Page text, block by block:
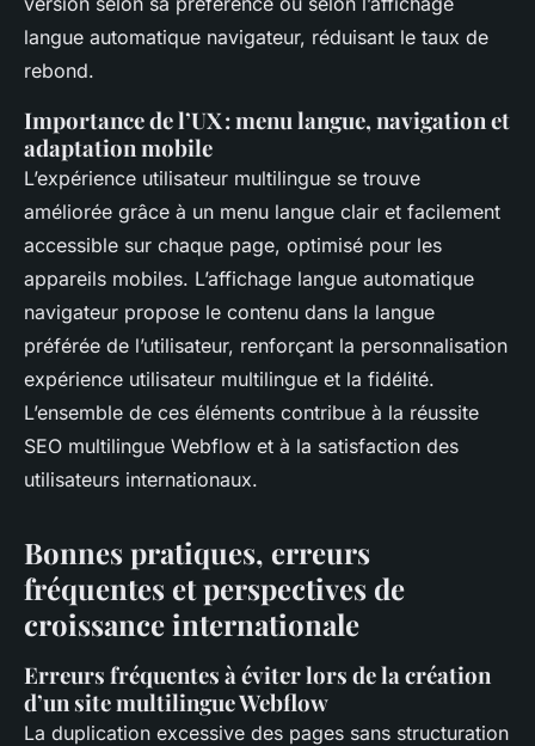
langue automatique navigateur, réduisant le taux de
rebond.
Importance de l’UX : menu langue, navigation et
adaptation mobile
L’expérience utilisateur multilingue se trouve
améliorée grâce à un menu langue clair et facilement
accessible sur chaque page, optimisé pour les
appareils mobiles. L’affichage langue automatique
navigateur propose le contenu dans la langue
préférée de l’utilisateur, renforçant la personnalisation
expérience utilisateur multilingue et la fidélité.
L’ensemble de ces éléments contribue à la réussite
SEO multilingue Webflow et à la satisfaction des
utilisateurs internationaux.
Bonnes pratiques, erreurs
fréquentes et perspectives de
croissance internationale
Erreurs fréquentes à éviter lors de la création
d’un site multilingue Webflow
La duplication excessive des pages sans structuration